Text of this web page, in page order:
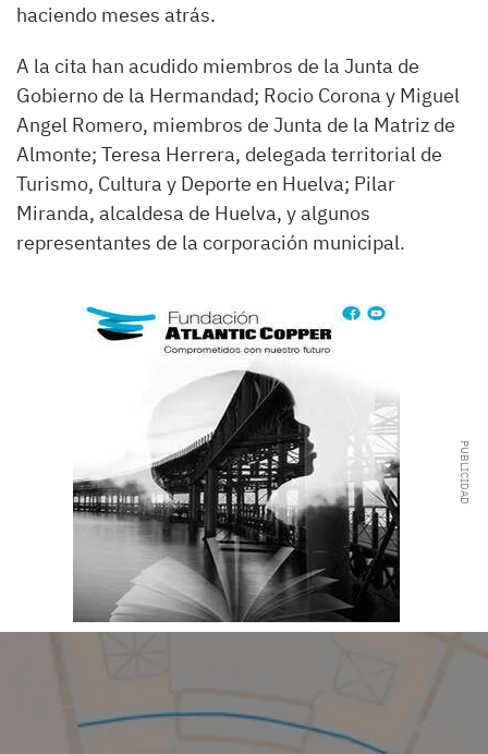
haciendo meses atrás.
A la cita han acudido miembros de la Junta de
Gobierno de la Hermandad; Rocio Corona y Miguel
Angel Romero, miembros de Junta de la Matriz de
Almonte; Teresa Herrera, delegada territorial de
Turismo, Cultura y Deporte en Huelva; Pilar
Miranda, alcaldesa de Huelva, y algunos
representantes de la corporación municipal.